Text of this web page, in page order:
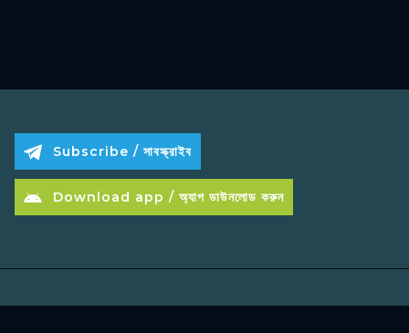
Subscribe / সাবস্ক্রাইব
Download app / অ্যাপ ডাউনলোড করুন